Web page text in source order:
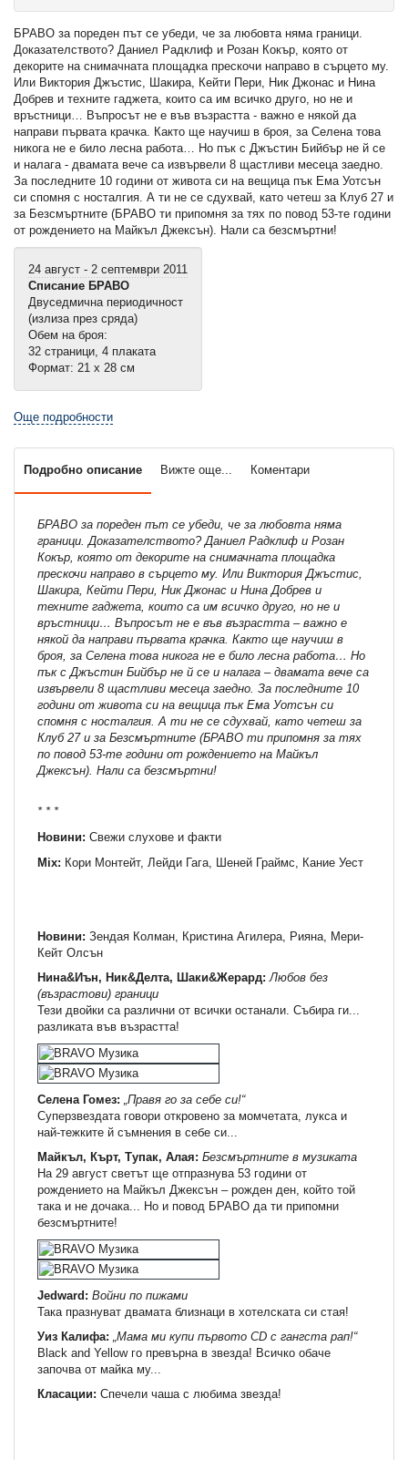
БРАВО за пореден път се убеди, че за любовта няма граници.
Доказателството? Даниел Радклиф и Розан Кокър, която от
декорите на снимачната площадка прескочи направо в сърцето му.
Или Виктория Джъстис, Шакира, Кейти Пери, Ник Джонас и Нина
Добрев и техните гаджета, които са им всичко друго, но не и
връстници… Въпросът не е във възрастта - важно е някой да
направи първата крачка. Както ще научиш в броя, за Селена това
никога не е било лесна работа… Но пък с Джъстин Бийбър не й се
и налага - двамата вече са извървели 8 щастливи месеца заедно.
За последните 10 години от живота си на вещица пък Ема Уотсън
си спомня с носталгия. А ти не се сдухвай, като четеш за Клуб 27 и
за Безсмъртните (БРАВО ти припомня за тях по повод 53-те години
от рождението на Майкъл Джексън). Нали са безсмъртни!
24 август - 2 септември 2011
Списание БРАВО
Двуседмична периодичност
(излиза през сряда)
Обем на броя:
32 страници, 4 плаката
Формат: 21 х 28 см
Още подробности
Подробно описание Вижте още... Коментари
БРАВО за пореден път се убеди, че за любовта няма
граници. Доказателството? Даниел Радклиф и Розан
Кокър, която от декорите на снимачната площадка
прескочи направо в сърцето му. Или Виктория Джъстис,
Шакира, Кейти Пери, Ник Джонас и Нина Добрев и
техните гаджета, които са им всичко друго, но не и
връстници… Въпросът не е във възрастта – важно е
някой да направи първата крачка. Както ще научиш в
броя, за Селена това никога не е било лесна работа… Но
пък с Джъстин Бийбър не й се и налага – двамата вече са
извървели 8 щастливи месеца заедно. За последните 10
години от живота си на вещица пък Ема Уотсън си
спомня с носталгия. А ти не се сдухвай, като четеш за
Клуб 27 и за Безсмъртните (БРАВО ти припомня за тях
по повод 53-те години от рождението на Майкъл
Джексън). Нали са безсмъртни!
* * *
Новини: Свежи слухове и факти
Mix: Кори Монтейт, Лейди Гага, Шеней Граймс, Кание Уест
Новини: Зендая Колман, Кристина Агилера, Рияна, Мери-
Кейт Олсън
Нина&Иън, Ник&Делта, Шаки&Жерард: Любов без
(възрастови) граници
Тези двойки са различни от всички останали. Събира ги...
разликата във възрастта!
Селена Гомез: „Правя го за себе си!“
Суперзвездата говори откровено за момчетата, лукса и
най-тежките й съмнения в себе си...
Майкъл, Кърт, Тупак, Алая: Безсмъртните в музиката
На 29 август светът ще отпразнува 53 години от
рождението на Майкъл Джексън – рожден ден, който той
така и не дочака... Но и повод БРАВО да ти припомни
безсмъртните!
Jedward: Войни по пижами
Така празнуват двамата близнаци в хотелската си стая!
Уиз Калифа: „Мама ми купи първото CD с гангста рап!“
Black and Yellow го превърна в звезда! Всичко обаче
започва от майка му...
Класации: Спечели чаша с любима звезда!